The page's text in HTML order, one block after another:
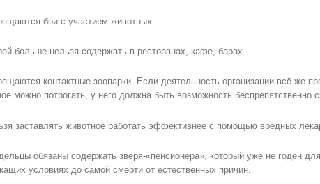
бои с участием животных.
больше нельзя содержать в ресторанах, кафе, барах.
контактные зоопарки. Если деятельность организации всё же
можно потрогать, у него должна быть возможность беспрепятственно
заставлять животное работать эффективнее с помощью вредных
обязаны содержать зверя-«пенсионера», который уже не годен
условиях до самой смерти от естественных причин.